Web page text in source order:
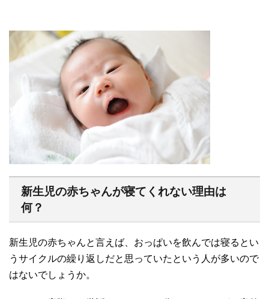
新生児の赤ちゃんが寝てくれない理由は
何？
新生児の赤ちゃんと言えば、おっぱいを飲んでは寝るとい
うサイクルの繰り返しだと思っていたという人が多いので
はないでしょうか。